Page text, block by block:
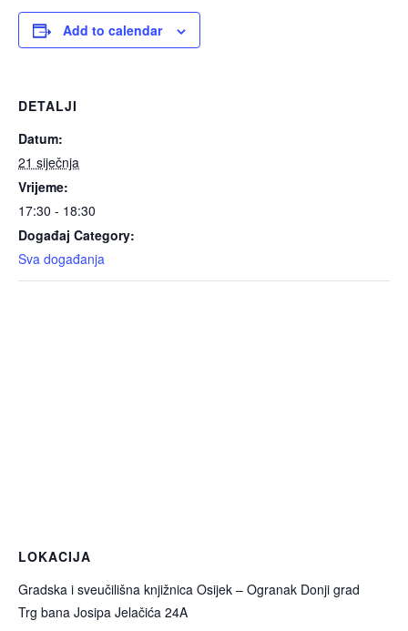
Add to calendar
DETALJI
Datum:
21 siječnja
Vrijeme:
17:30 - 18:30
Događaj Category:
Sva događanja
LOKACIJA
Gradska i sveučilišna knjižnica Osijek – Ogranak Donji grad
Trg bana Josipa Jelačića 24A